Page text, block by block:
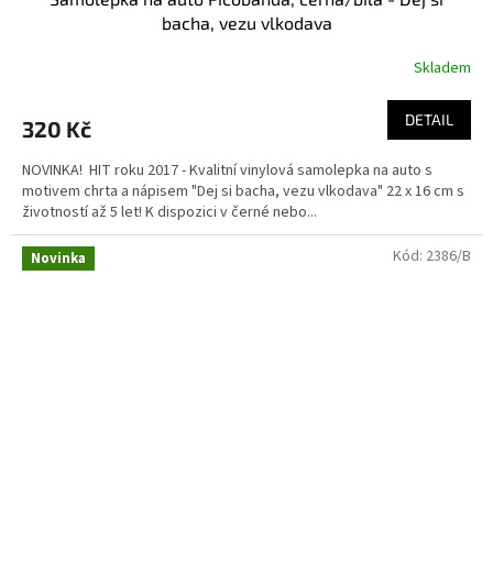
bacha, vezu vlkodava
je
z
5
hvězdiček.
Skladem
320 Kč DETAIL
NOVINKA! HIT roku 2017 - Kvalitní vinylová samolepka na auto s
motivem chrta a nápisem "Dej si bacha, vezu vlkodava" 22 x 16 cm s
životností až 5 let! K dispozici v černé nebo...
Novinka Kód: 2386/B